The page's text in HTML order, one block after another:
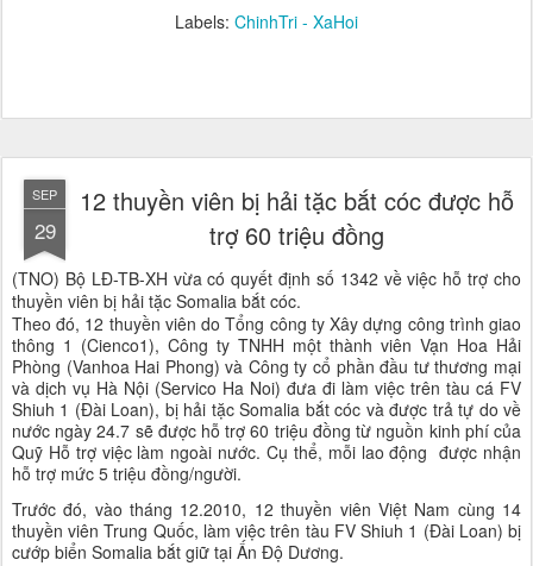
Labels: ChinhTri - XaHoi
SEP
29
12 thuyền viên bị hải tặc bắt cóc được hỗ
trợ 60 triệu đồng
(TNO) Bộ LĐ-TB-XH vừa có quyết định số 1342 về việc hỗ trợ cho
thuyền viên bị hải tặc Somalia bắt cóc.
Theo đó, 12 thuyền viên do Tổng công ty Xây dựng công trình giao
thông 1 (Cienco1), Công ty TNHH một thành viên Vạn Hoa Hải
Phòng (Vanhoa Hai Phong) và Công ty cổ phần đầu tư thương mại
và dịch vụ Hà Nội (Servico Ha Noi) đưa đi làm việc trên tàu cá FV
Shiuh 1 (Đài Loan), bị hải tặc Somalia bắt cóc và được trả tự do về
nước ngày 24.7 sẽ được hỗ trợ 60 triệu đồng từ nguồn kinh phí của
Quỹ Hỗ trợ việc làm ngoài nước. Cụ thể, mỗi lao động được nhận
hỗ trợ mức 5 triệu đồng/người.
Trước đó, vào tháng 12.2010, 12 thuyền viên Việt Nam cùng 14
thuyền viên Trung Quốc, làm việc trên tàu FV Shiuh 1 (Đài Loan) bị
cướp biển Somalia bắt giữ tại Ấn Độ Dương.